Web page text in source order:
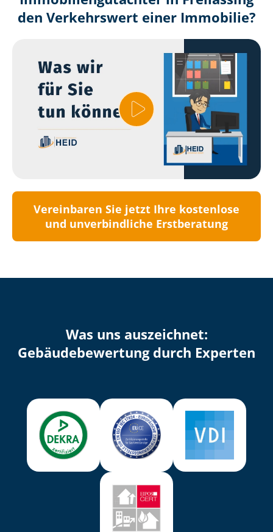
den Verkehrswert einer Immobilie?
Vereinbaren Sie jetzt Ihre kostenlose
und unverbindliche Erstberatung
Was uns auszeichnet:
Ge­bäu­de­be­wer­tung durch Experten